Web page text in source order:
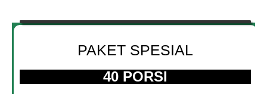
PAKET SPESIAL
40 PORSI